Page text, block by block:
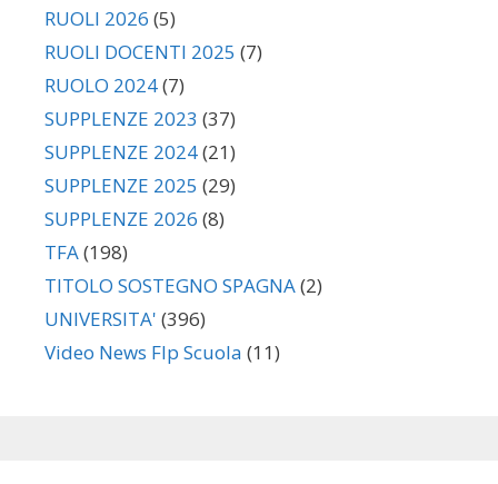
RUOLI 2026 (5)
RUOLI DOCENTI 2025 (7)
RUOLO 2024(7)
SUPPLENZE 2023 (37)
SUPPLENZE 2024(21)
SUPPLENZE 2025 (29)
SUPPLENZE 2026 (8)
TFA(198)
TITOLO SOSTEGNO SPAGNA(2)
UNIVERSITA' (396)
Video News Flp Scuola (11)